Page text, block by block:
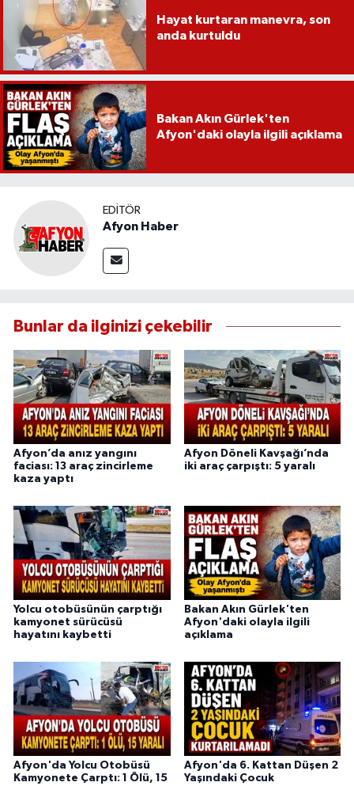
Hayat kurtaran manevra, son
anda kurtuldu
Bakan Akın Gürlek'ten
Afyon'daki olayla ilgili açıklama
EDITÖR
Afyon Haber
Bunlar da ilginizi çekebilir
Afyon’da anız yangını
faciası: 13 araç zincirleme
kaza yaptı
Afyon Döneli Kavşağı’nda
iki araç çarpıştı: 5 yaralı
Yolcu otobüsünün çarptığı
kamyonet sürücüsü
hayatını kaybetti
Bakan Akın Gürlek'ten
Afyon'daki olayla ilgili
açıklama
Afyon'da Yolcu Otobüsü
Kamyonete Çarptı: 1 Ölü, 15
Afyon'da 6. Kattan Düşen 2
Yaşındaki Çocuk